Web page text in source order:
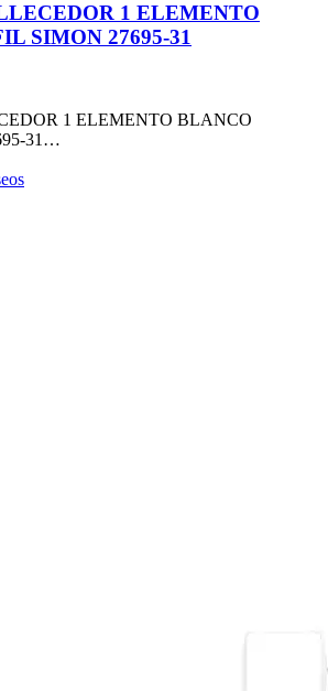
1 ELEMENTO
SIMON 27695-31
1 ELEMENTO BLANCO
31…